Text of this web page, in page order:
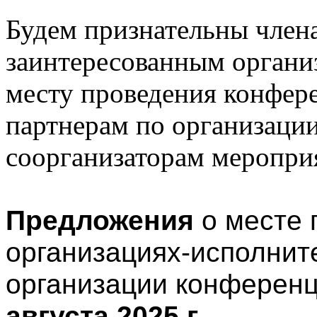
Будем признательны
заинтересованным
месту проведения
партнерам по
соорганизаторам
Предложения о месте
организациях-
организации